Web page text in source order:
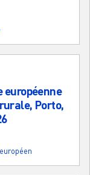
européenne
Porto,